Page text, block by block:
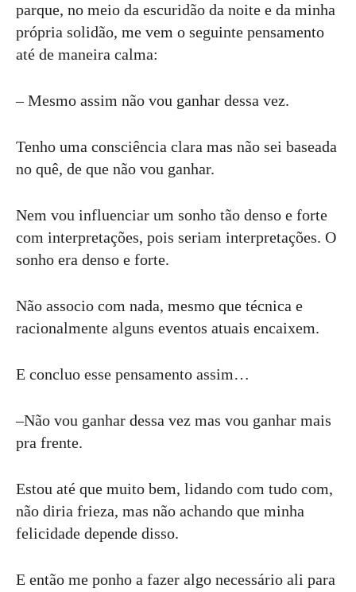
parque, no meio da escuridão da noite e da minha
própria solidão, me vem o seguinte pensamento
até de maneira calma:
– Mesmo assim não vou ganhar dessa vez.
Tenho uma consciência clara mas não sei baseada
no quê, de que não vou ganhar.
Nem vou influenciar um sonho tão denso e forte
com interpretações, pois seriam interpretações. O
sonho era denso e forte.
Não associo com nada, mesmo que técnica e
racionalmente alguns eventos atuais encaixem.
E concluo esse pensamento assim…
–Não vou ganhar dessa vez mas vou ganhar mais
pra frente.
Estou até que muito bem, lidando com tudo com,
não diria frieza, mas não achando que minha
felicidade depende disso.
E então me ponho a fazer algo necessário ali para